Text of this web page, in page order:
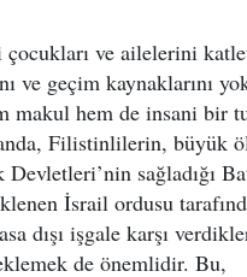
ve ailelerini
ve geçim kaynaklarını
makul hem de insani bir
Filistinlilerin, büyük
sağladığı
İsrail ordusu
dışı işgale karşı
de önemlidir. Bu,